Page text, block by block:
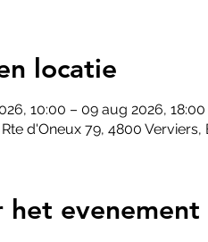
locatie
10:00 – 09 aug 2026, 18:00
d'Oneux 79, 4800 Verviers,
het evenement